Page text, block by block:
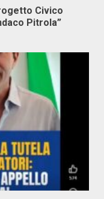
Civico
Pitrola”